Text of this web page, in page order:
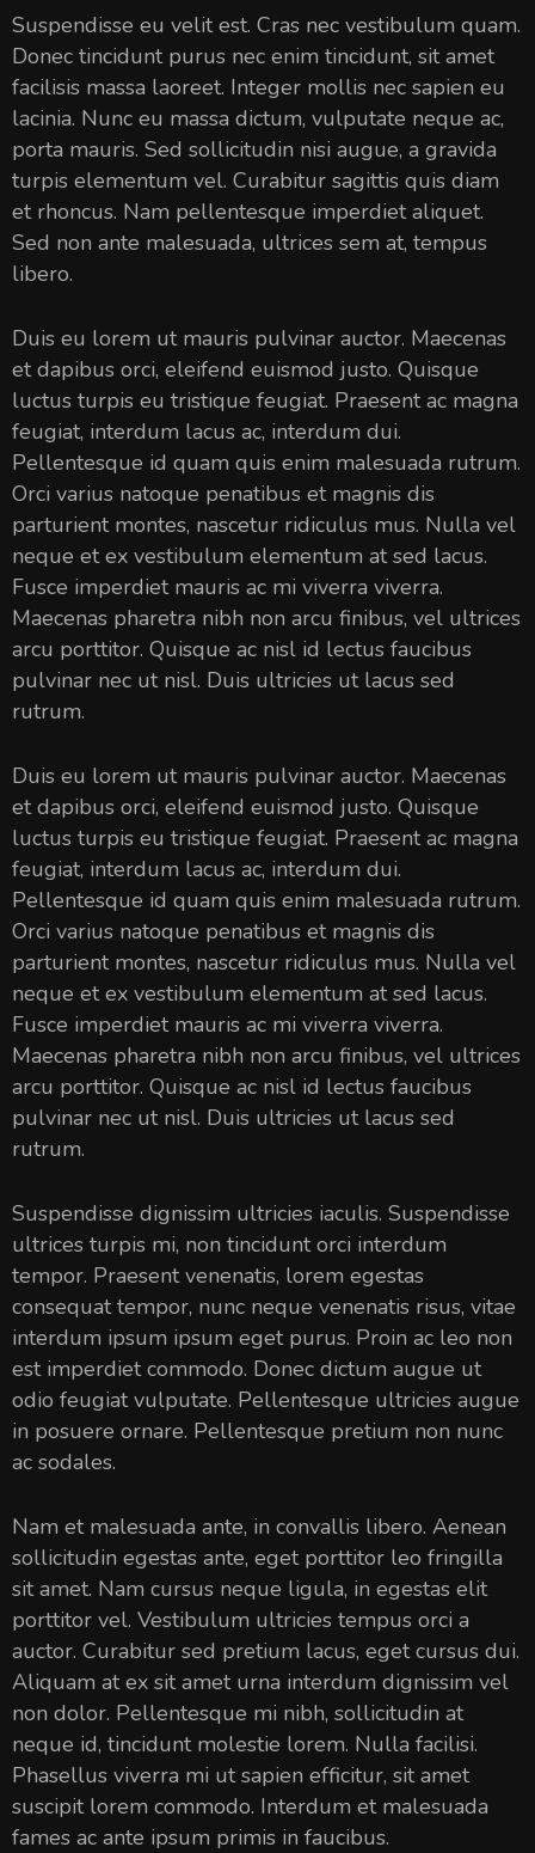
Suspendisse eu velit est. Cras nec vestibulum quam.
Donec tincidunt purus nec enim tincidunt, sit amet
facilisis massa laoreet. Integer mollis nec sapien eu
lacinia. Nunc eu massa dictum, vulputate neque ac,
porta mauris. Sed sollicitudin nisi augue, a gravida
turpis elementum vel. Curabitur sagittis quis diam
et rhoncus. Nam pellentesque imperdiet aliquet.
Sed non ante malesuada, ultrices sem at, tempus
libero.
Duis eu lorem ut mauris pulvinar auctor. Maecenas
et dapibus orci, eleifend euismod justo. Quisque
luctus turpis eu tristique feugiat. Praesent ac magna
feugiat, interdum lacus ac, interdum dui.
Pellentesque id quam quis enim malesuada rutrum.
Orci varius natoque penatibus et magnis dis
parturient montes, nascetur ridiculus mus. Nulla vel
neque et ex vestibulum elementum at sed lacus.
Fusce imperdiet mauris ac mi viverra viverra.
Maecenas pharetra nibh non arcu finibus, vel ultrices
arcu porttitor. Quisque ac nisl id lectus faucibus
pulvinar nec ut nisl. Duis ultricies ut lacus sed
rutrum.
Duis eu lorem ut mauris pulvinar auctor. Maecenas
et dapibus orci, eleifend euismod justo. Quisque
luctus turpis eu tristique feugiat. Praesent ac magna
feugiat, interdum lacus ac, interdum dui.
Pellentesque id quam quis enim malesuada rutrum.
Orci varius natoque penatibus et magnis dis
parturient montes, nascetur ridiculus mus. Nulla vel
neque et ex vestibulum elementum at sed lacus.
Fusce imperdiet mauris ac mi viverra viverra.
Maecenas pharetra nibh non arcu finibus, vel ultrices
arcu porttitor. Quisque ac nisl id lectus faucibus
pulvinar nec ut nisl. Duis ultricies ut lacus sed
rutrum.
Suspendisse dignissim ultricies iaculis. Suspendisse
ultrices turpis mi, non tincidunt orci interdum
tempor. Praesent venenatis, lorem egestas
consequat tempor, nunc neque venenatis risus, vitae
interdum ipsum ipsum eget purus. Proin ac leo non
est imperdiet commodo. Donec dictum augue ut
odio feugiat vulputate. Pellentesque ultricies augue
in posuere ornare. Pellentesque pretium non nunc
ac sodales.
Nam et malesuada ante, in convallis libero. Aenean
sollicitudin egestas ante, eget porttitor leo fringilla
sit amet. Nam cursus neque ligula, in egestas elit
porttitor vel. Vestibulum ultricies tempus orci a
auctor. Curabitur sed pretium lacus, eget cursus dui.
Aliquam at ex sit amet urna interdum dignissim vel
non dolor. Pellentesque mi nibh, sollicitudin at
neque id, tincidunt molestie lorem. Nulla facilisi.
Phasellus viverra mi ut sapien efficitur, sit amet
suscipit lorem commodo. Interdum et malesuada
fames ac ante ipsum primis in faucibus.